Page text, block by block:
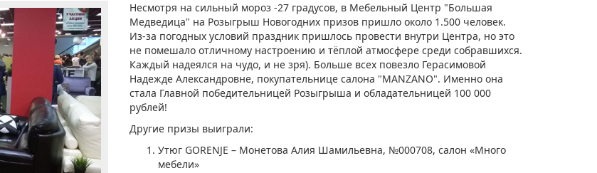
Несмотря на сильный мороз -27 градусов, в Мебельный Центр "Большая
Медведица" на Розыгрыш Новогодних призов пришло около 1.500 человек.
Из-за погодных условий праздник пришлось провести внутри Центра, но это
не помешало отличному настроению и тёплой атмосфере среди собравшихся.
Каждый надеялся на чудо, и не зря). Больше всех повезло Герасимовой
Надежде Александровне, покупательнице салона "MANZANO". Именно она
стала Главной победительницей Розыгрыша и обладательницей 100 000
рублей!
Другие призы выиграли:
Утюг GORENJE – Монетова Алия Шамильевна, №000708, салон «Много
мебели»